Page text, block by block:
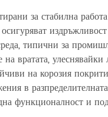
за стабилна
типични за
вратата, улеснявайки
на корозия
в
функционалност и